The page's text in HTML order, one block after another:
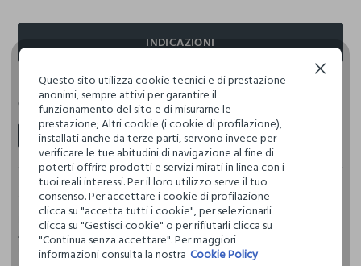
INDICAZIONI
COLLEZIONI
Uomo Donna Bambino
MARCHI
BLUKIDS HOLISTC MAN HOLISTIC WOMAN IANA
J. HART & BROS NICE & CHIC NYMOS PRIVACY
ROSA THEA RUMFORD
Questo sito utilizza cookie tecnici e di prestazione
anonimi, sempre attivi per garantire il
funzionamento del sito e di misurarne le
prestazione; Altri cookie (i cookie di profilazione),
installati anche da terze parti, servono invece per
verificare le tue abitudini di navigazione al fine di
poterti offrire prodotti e servizi mirati in linea con i
tuoi reali interessi. Per il loro utilizzo serve il tuo
consenso. Per accettare i cookie di profilazione
clicca su "accetta tutti i cookie", per selezionarli
clicca su "Gestisci cookie" o per rifiutarli clicca su
"Continua senza accettare". Per maggiori
informazioni consulta la nostra Cookie Policy
Continua senza accettare